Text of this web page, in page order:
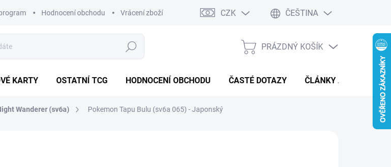
Hodnocení obchodu Vrácení zboží a reklamace Kontaktní formulář
CZK ČEŠTINA
Hledat
NÁKUPNÍ
PRÁZDNÝ KOŠÍK
KARTY OSTATNÍ TCG HODNOCENÍ OBCHODU ČASTÉ DOTAZY ČLÁNKY A NOVINKY
Wanderer (sv6a) Pokemon Tapu Bulu (sv6a 065) - Japonský